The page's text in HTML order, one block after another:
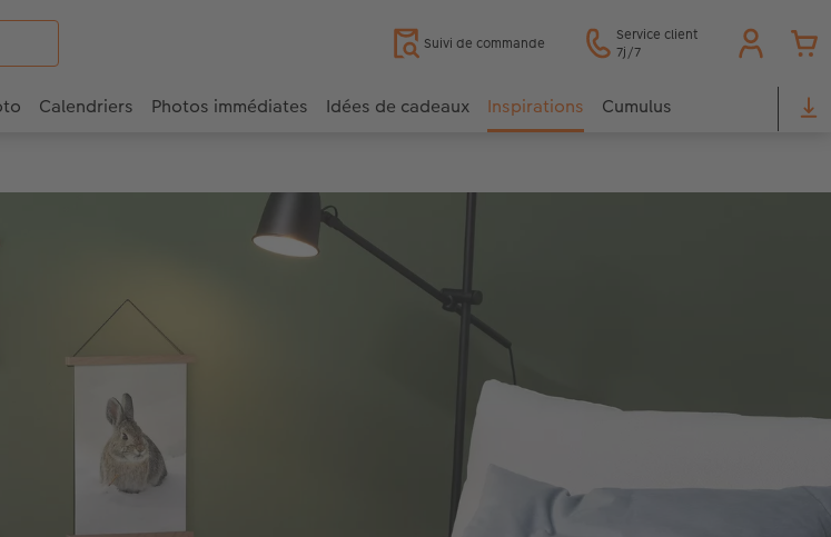
Suivi de commande
Service client
7j/7
Calendriers Photos immédiates Idées de cadeaux Inspirations Cumulus